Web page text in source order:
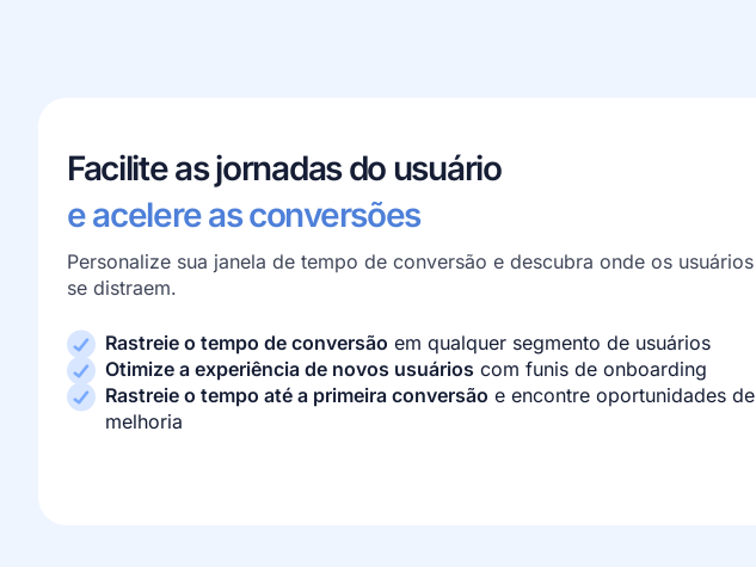
Facilite as jornadas do usuário
e acelere as conversões
Personalize sua janela de tempo de conversão e descubra onde os usuários
se distraem.
Rastreie o tempo de conversão em qualquer segmento de usuários
Otimize a experiência de novos usuários com funis de onboarding
Rastreie o tempo até a primeira conversão e encontre oportunidades de
melhoria